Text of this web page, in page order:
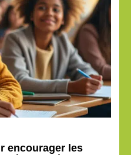
encourager les